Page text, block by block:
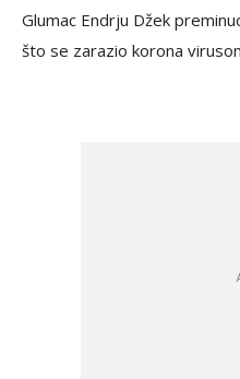
Glumac Endrju Džek
što se zarazio korona